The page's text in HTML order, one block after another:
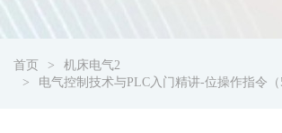
首页
机床电气2
电气控制技术与PLC入门精讲-位操作指令（